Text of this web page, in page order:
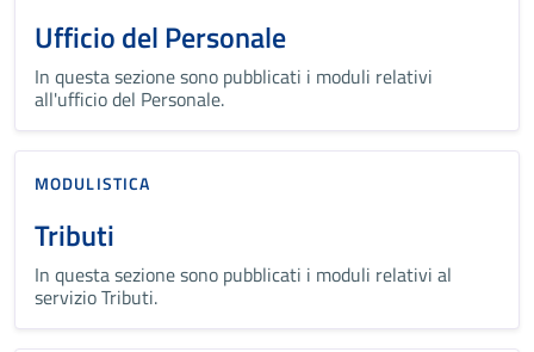
Ufficio del Personale
In questa sezione sono pubblicati i moduli relativi
all'ufficio del Personale.
MODULISTICA
Tributi
In questa sezione sono pubblicati i moduli relativi al
servizio Tributi.